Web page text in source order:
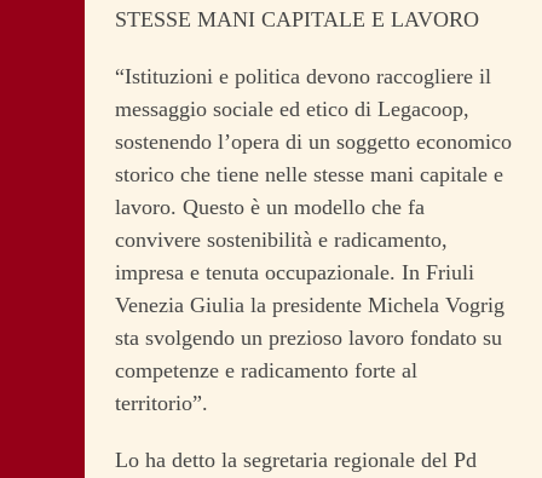
STESSE MANI CAPITALE E LAVORO
“Istituzioni e politica devono raccogliere il
messaggio sociale ed etico di Legacoop,
sostenendo l’opera di un soggetto economico
storico che tiene nelle stesse mani capitale e
lavoro. Questo è un modello che fa
convivere sostenibilità e radicamento,
impresa e tenuta occupazionale. In Friuli
Venezia Giulia la presidente Michela Vogrig
sta svolgendo un prezioso lavoro fondato su
competenze e radicamento forte al
territorio”.
Lo ha detto la segretaria regionale del Pd